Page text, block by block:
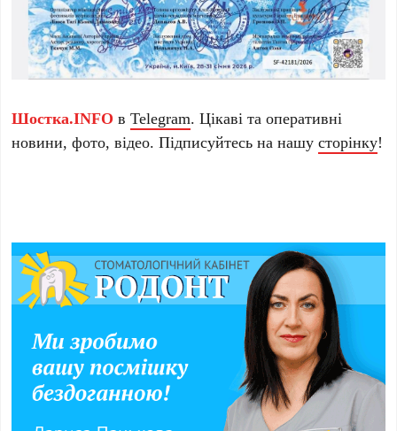
Шостка.INFO вTelegram. Цікаві та оперативні
новини, фото, відео. Підписуйтесь на нашусторінку!